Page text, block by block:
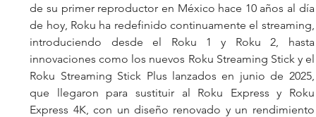
de su primer reproductor en México hace 10 años al día
de hoy, Roku ha redefinido continuamente el streaming,
introduciendo desde el Roku 1 y Roku 2, hasta
innovaciones como los nuevos Roku Streaming Stick y el
Roku Streaming Stick Plus lanzados en junio de 2025,
que llegaron para sustituir al Roku Express y Roku
Express 4K, con un diseño renovado y un rendimiento